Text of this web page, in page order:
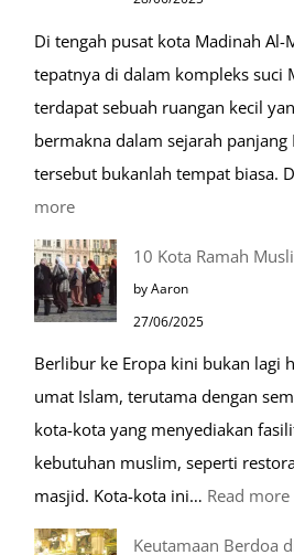
Sehari-
hari
Di tengah pusat kota Madinah Al-
tepatnya di dalam kompleks suci
terdapat sebuah ruangan kecil
bermakna dalam sejarah panjang
tersebut bukanlah tempat biasa.
more:
Tiga
Makam
Mulia
Masjid
Nabawi
10 Kota Ramah
by Aaron
27/06/2025
Berlibur ke Eropa kini bukan lagi
umat Islam, terutama dengan
kota-kota yang menyediakan
kebutuhan muslim, seperti
masjid. Kota-kota ini… Read more:
Keutamaan Berdoa